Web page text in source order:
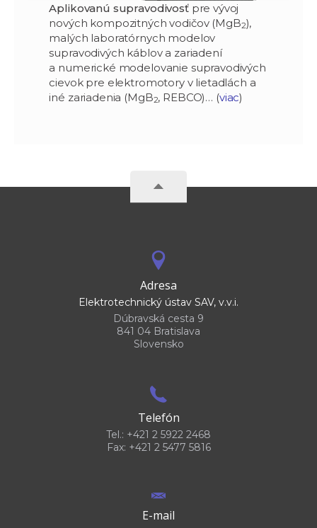
Aplikovanú supravodivosťpre vývoj
nových kompozitných vodičov (MgB2),
malých laboratórnych modelov
supravodivých káblov a zariadení
a numerické modelovanie supravodivých
cievok pre elektromotory v lietadlách a
iné zariadenia (MgB2, REBCO)… (viac)
Adresa
Elektrotechnický ústav SAV, v.v.i.
Dúbravská cesta 9
841 04 Bratislava
Slovensko
Telefón
Tel.: +421 2 5922 2468
Fax: +421 2 5477 5816
E-mail